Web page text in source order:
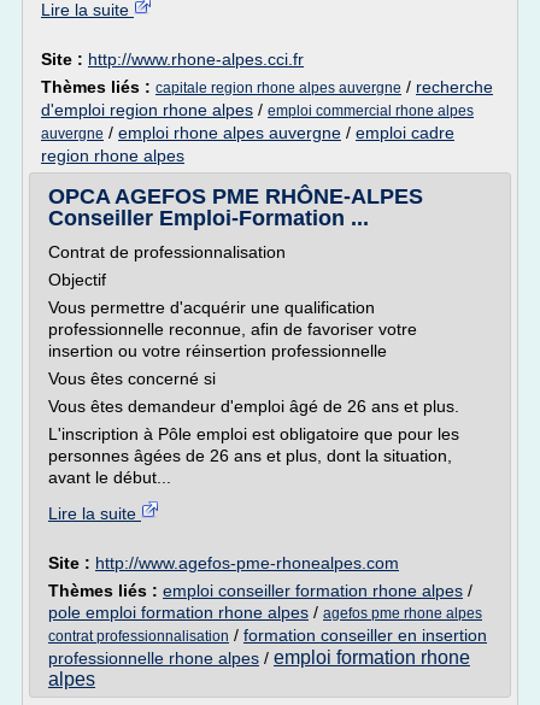
Lire la suite
Site : http://www.rhone-alpes.cci.fr
Thèmes liés : capitale region rhone alpes auvergne / recherche
d'emploi region rhone alpes / emploi commercial rhone alpes
auvergne / emploi rhone alpes auvergne / emploi cadre
region rhone alpes
OPCA AGEFOS PME RHÔNE-ALPES
Conseiller Emploi-Formation ...
Contrat de professionnalisation
Objectif
Vous permettre d'acquérir une qualification
professionnelle reconnue, afin de favoriser votre
insertion ou votre réinsertion professionnelle
Vous êtes concerné si
Vous êtes demandeur d'emploi âgé de 26 ans et plus.
L'inscription à Pôle emploi est obligatoire que pour les
personnes âgées de 26 ans et plus, dont la situation,
avant le début...
Lire la suite
Site : http://www.agefos-pme-rhonealpes.com
Thèmes liés : emploi conseiller formation rhone alpes /
pole emploi formation rhone alpes / agefos pme rhone alpes
contrat professionnalisation / formation conseiller en insertion
professionnelle rhone alpes / emploi formation rhone
alpes